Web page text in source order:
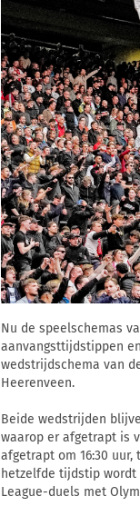
Nu de speelschemas
aanvangsttijdstippen
wedstrijdschema van
Heerenveen.
Beide wedstrijden
waarop er afgetrapt is
afgetrapt om 16:30
hetzelfde tijdstip wordt
League-duels met